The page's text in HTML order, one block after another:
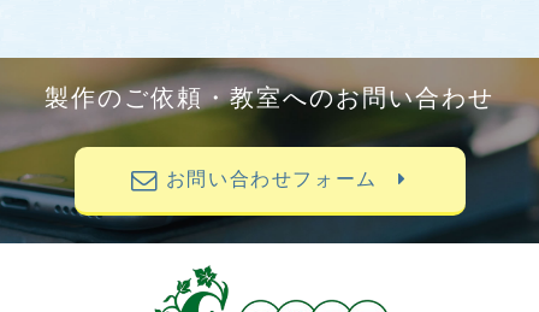
製作のご依頼・教室へのお問い合わせ
お問い合わせフォーム